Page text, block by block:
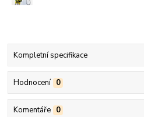
Kompletní specifikace
Hodnocení 0
Komentáře 0